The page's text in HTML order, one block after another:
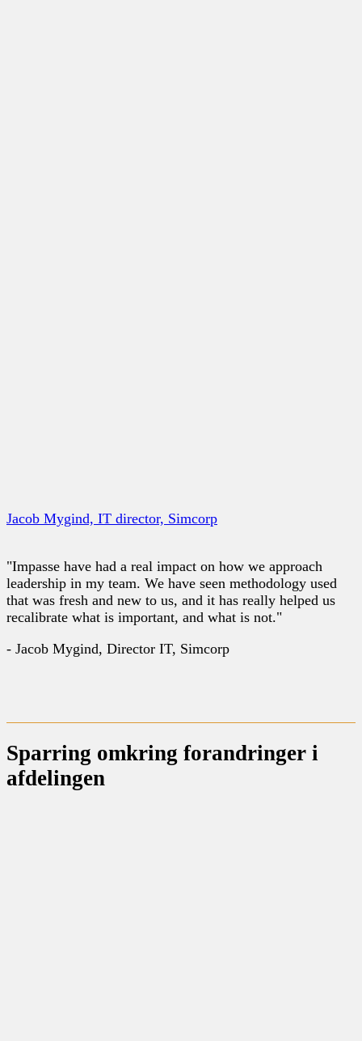
Jacob Mygind, IT director, Simcorp
"Impasse have had a real impact on how we approach
leadership in my team. We have seen methodology used
that was fresh and new to us, and it has really helped us
recalibrate what is important, and what is not."
- Jacob Mygind, Director IT, Simcorp
Sparring omkring forandringer i
afdelingen